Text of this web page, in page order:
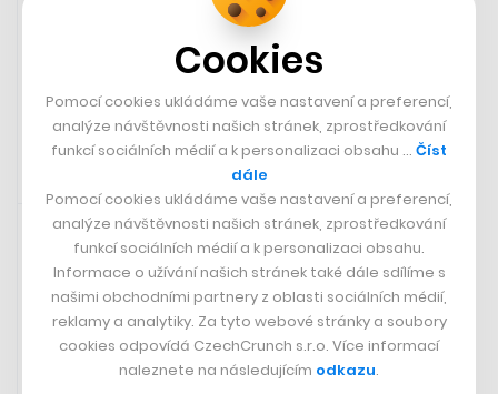
— Latest in space
(@latestinspace)
27. 7. 2023 06:31 Doporučujeme
„Knižní trh v Rakousku a Německu
je v mnoha ohledech jiný než
český. Použité knihy se tam
prodávají mnohem častěji a jsou
běžně k dostání třeba na
Cookies
Pomocí cookies ukládáme vaše nastavení a preferencí,
analýze návštěvnosti našich stránek, zprostředkování
funkcí sociálních médií a k personalizaci obsahu … Číst
dále
Pomocí cookies ukládáme vaše nastavení a preferencí,
analýze návštěvnosti našich stránek, zprostředkování
funkcí sociálních médií a k personalizaci obsahu.
Informace o užívání našich stránek také dále sdílíme s
našimi obchodními partnery z oblasti sociálních médií,
reklamy a analytiky. Za tyto webové stránky a soubory
cookies odpovídá CzechCrunch s.r.o. Více informací
naleznete na následujícím odkazu.